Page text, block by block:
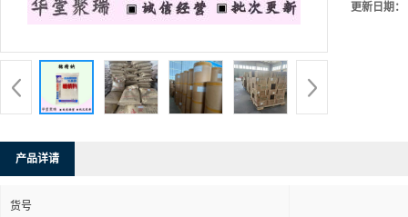
更新日期：
产品详请
货号